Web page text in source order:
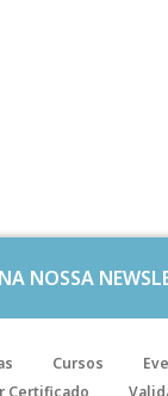
NOSSA
Cursos
Certificado